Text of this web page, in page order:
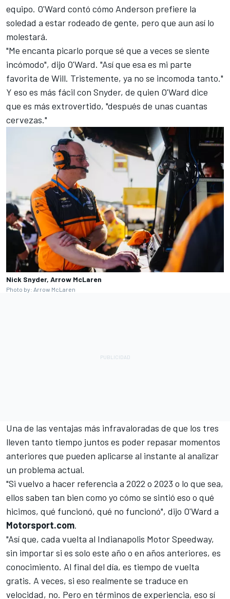
equipo. O'Ward contó cómo Anderson prefiere la
soledad a estar rodeado de gente, pero que aun así lo
molestará.
"Me encanta picarlo porque sé que a veces se siente
incómodo", dijo O'Ward. "Así que esa es mi parte
favorita de Will. Tristemente, ya no se incomoda tanto."
Y eso es más fácil con Snyder, de quien O'Ward dice
que es más extrovertido, "después de unas cuantas
cervezas."
Nick Snyder, Arrow McLaren
Photo by: Arrow McLaren
Una de las ventajas más infravaloradas de que los tres
lleven tanto tiempo juntos es poder repasar momentos
anteriores que pueden aplicarse al instante al analizar
un problema actual.
"Si vuelvo a hacer referencia a 2022 o 2023 o lo que sea,
ellos saben tan bien como yo cómo se sintió eso o qué
hicimos, qué funcionó, qué no funcionó", dijo O'Ward a
Motorsport.com.
"Así que, cada vuelta al Indianapolis Motor Speedway,
sin importar si es solo este año o en años anteriores, es
conocimiento. Al final del día, es tiempo de vuelta
gratis. A veces, si eso realmente se traduce en
velocidad, no. Pero en términos de experiencia, eso sí